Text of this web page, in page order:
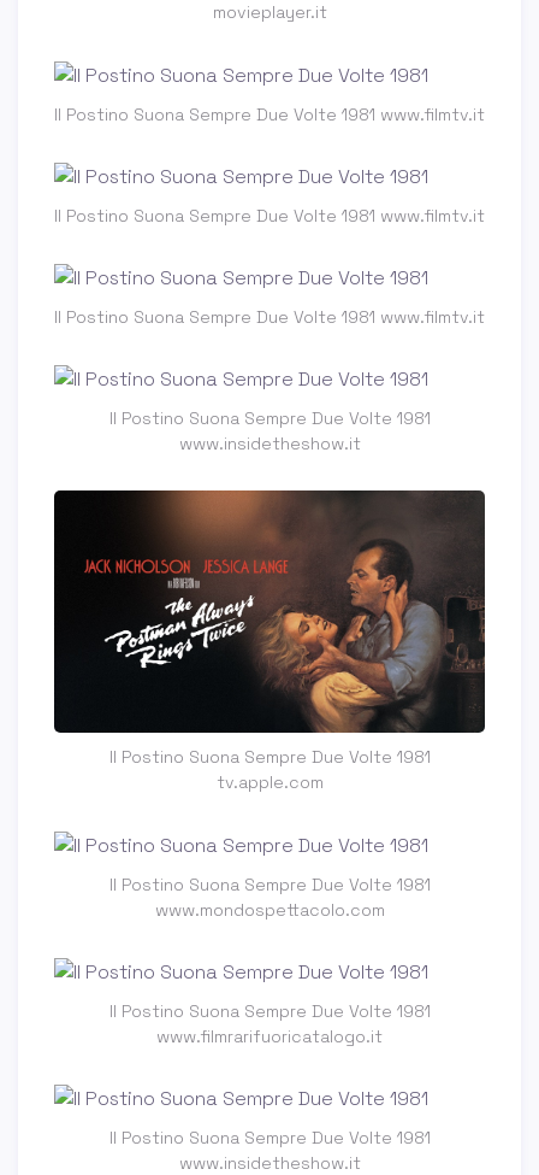
movieplayer.it
Il Postino Suona Sempre Due Volte 1981 www.filmtv.it
Il Postino Suona Sempre Due Volte 1981 www.filmtv.it
Il Postino Suona Sempre Due Volte 1981 www.filmtv.it
Il Postino Suona Sempre Due Volte 1981
www.insidetheshow.it
Il Postino Suona Sempre Due Volte 1981
tv.apple.com
Il Postino Suona Sempre Due Volte 1981
www.mondospettacolo.com
Il Postino Suona Sempre Due Volte 1981
www.filmrarifuoricatalogo.it
Il Postino Suona Sempre Due Volte 1981
www.insidetheshow.it